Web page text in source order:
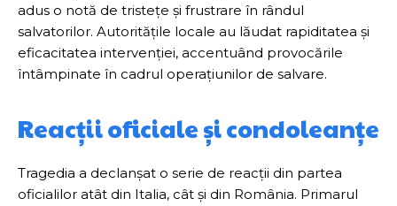
adus o notă de tristețe și frustrare în rândul
salvatorilor. Autoritățile locale au lăudat rapiditatea și
eficacitatea intervenției, accentuând provocările
întâmpinate în cadrul operațiunilor de salvare.
Reacții oficiale și condoleanțe
Tragedia a declanșat o serie de reacții din partea
oficialilor atât din Italia, cât și din România. Primarul